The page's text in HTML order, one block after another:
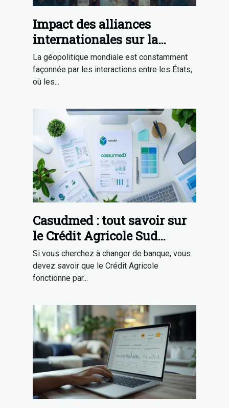
Impact des alliances
internationales sur la
stabilité régionale
La géopolitique mondiale est constamment
façonnée par les interactions entre les États,
où les...
Casudmed : tout savoir sur
le Crédit Agricole Sud
Méditerranée
Si vous cherchez à changer de banque, vous
devez savoir que le Crédit Agricole
fonctionne par...